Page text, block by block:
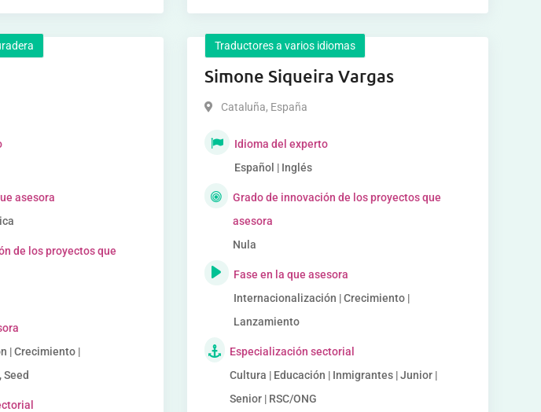
asesora
de los proyectos que
| Crecimiento |
Traductores a varios idiomas
Simone Siqueira Vargas
Cataluña, España
Idioma del experto
Español | Inglés
Grado de innovación de los proyectos que
asesora
Nula
Fase en la que asesora
Internacionalización | Crecimiento |
Lanzamiento
Especialización sectorial
Cultura | Educación | Inmigrantes | Junior |
Senior | RSC/ONG